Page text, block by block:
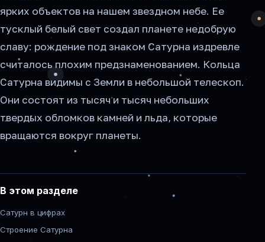
ярких объектов на нашем звездном небе. Ее
тусклый белый свет создал планете недобрую
славу: рождение под знаком Сатурна издревле
считалось плохим предзнаменованием. Кольца
Сатурна видимы с Земли в небольшой телескоп.
Они состоят из тысяч и тысяч небольших
твердых обломков камней и льда, которые
вращаются вокруг планеты.
В этом разделе
Сатурн в цифрах
Строение Сатурна